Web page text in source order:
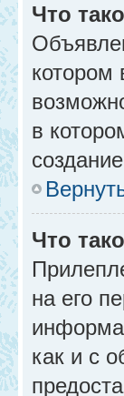
Что
котором
в
Что
на его
как и с